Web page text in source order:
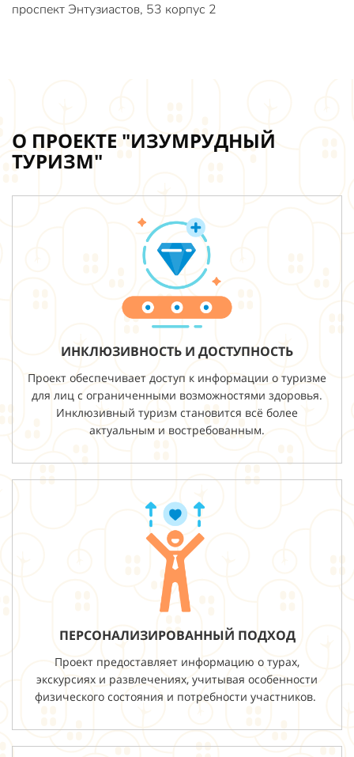
проспект Энтузиастов, 53 корпус 2
О ПРОЕКТЕ "ИЗУМРУДНЫЙ
ТУРИЗМ"
ИНКЛЮЗИВНОСТЬ И ДОСТУПНОСТЬ
Проект обеспечивает доступ к информации о туризме
для лиц с ограниченными возможностями здоровья.
Инклюзивный туризм становится всё более
актуальным и востребованным.
ПЕРСОНАЛИЗИРОВАННЫЙ ПОДХОД
Проект предоставляет информацию о турах,
экскурсиях и развлечениях, учитывая особенности
физического состояния и потребности участников.